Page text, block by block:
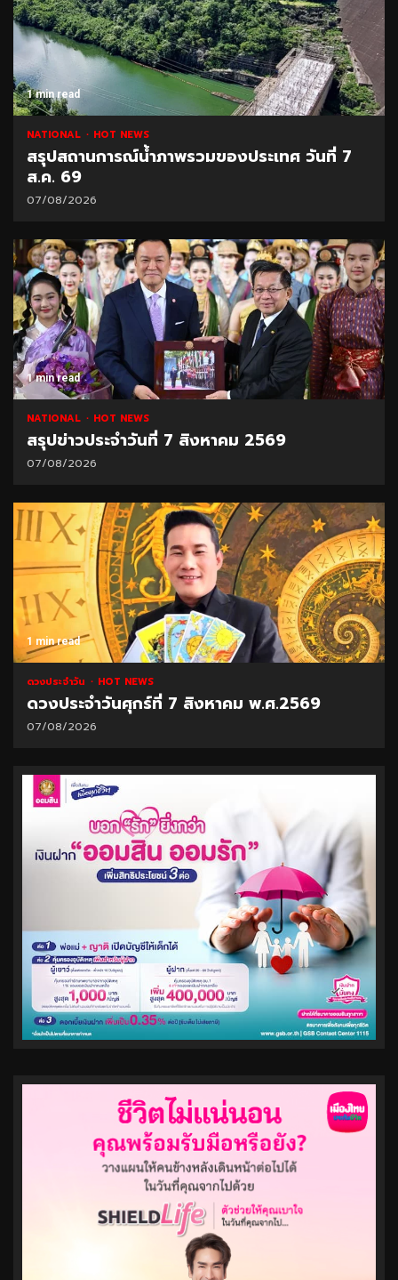
1 min read
NATIONAL HOT NEWS
สรุปสถานการณ์น้ำภาพรวมของประเทศ วันที่ 7
ส.ค. 69
07/08/2026
1 min read
NATIONAL HOT NEWS
สรุปข่าวประจำวันที่ 7 สิงหาคม 2569
07/08/2026
1 min read
ดวงประจำวัน HOT NEWS
ดวงประจำวันศุกร์ที่ 7 สิงหาคม พ.ศ.2569
07/08/2026